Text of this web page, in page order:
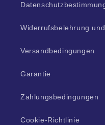
Widerrufsbelehrung
Versandbedingungen
Garantie
Zahlungsbedingungen
Cookie-Richtlinie